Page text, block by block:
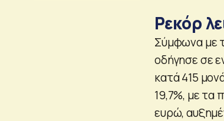
Ρεκόρ
Σύμφωνα με
οδήγησε σε
κατά 415
19,7%, με τα
ευρώ,